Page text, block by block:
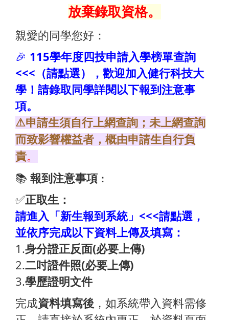
放棄錄取資格。
親愛的同學您好：
🎉 115學年度四技申請入學榜單查詢
<<<（請點選），歡迎加入健行科技大
學！請錄取同學詳閱以下報到注意事
項。
⚠申請生須自行上網查詢；未上網查詢
而致影響權益者，概由申請生自行負
責。
📚 報到注意事項 ：
✅正取生：
請進入「新生報到系統」<<<請點選，
並依序完成以下資料上傳及填寫：
1.身分證正反面(必要上傳)
2.二吋證件照(必要上傳)
3.學歷證明文件
完成資料填寫後 ，如系統帶入資料需修